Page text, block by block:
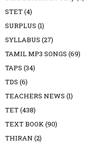
STET(4)
SURPLUS (1)
SYLLABUS (27)
TAMIL MP3 SONGS (69)
TAPS (34)
TDS (6)
TEACHERS NEWS (1)
TET(438)
TEXT BOOK (90)
THIRAN (2)